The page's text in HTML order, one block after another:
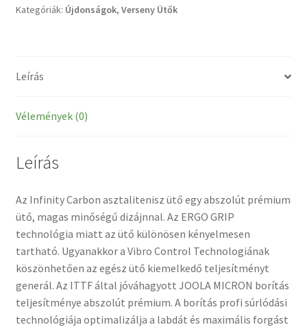
Kategóriák: Újdonságok, Verseny Ütők
Leírás
Vélemények (0)
Leírás
Az Infinity Carbon asztalitenisz ütő egy abszolút prémium
ütő, magas minőségű dizájnnal. Az ERGO GRIP
technológia miatt az ütő különösen kényelmesen
tartható. Ugyanakkor a Vibro Control Technologiának
köszönhetően az egész ütő kiemelkedő teljesítményt
generál. Az ITTF által jóváhagyott JOOLA MICRON borítás
teljesítménye abszolút prémium. A borítás profi súrlódási
technológiája optimalizálja a labdát és maximális forgást